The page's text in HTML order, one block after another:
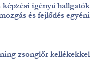
igényű hallgatók
és fejlődés egyéni
zsonglőr kellékekkel